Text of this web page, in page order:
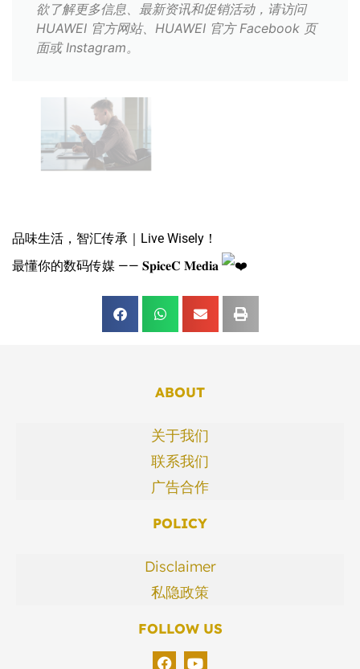
欲了解更多信息、最新资讯和促销活动，请访问
HUAWEI 官方网站、HUAWEI 官方 Facebook 页
面或 Instagram。
品味生活，智汇传承｜Live Wisely！
最懂你的数码传媒 —— 𝐒𝐩𝐢𝐜𝐞𝐂 𝐌𝐞𝐝𝐢𝐚
ABOUT
关于我们
联系我们
广告合作
POLICY
Disclaimer
私隐政策
FOLLOW US